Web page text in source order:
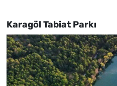
Karagöl Tabiat Parkı